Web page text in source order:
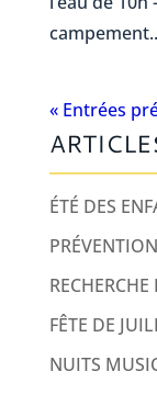
« Entrées
ÉTÉ DES
RECHERCHE
FÊTE DE
NUITS